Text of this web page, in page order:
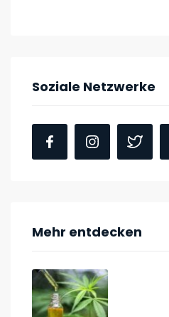
Soziale Netzwerke
Mehr entdecken